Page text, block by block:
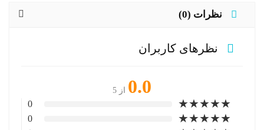
نظرات (0)
نظرهای کاربران
0.0 از 5
★
★
★
★
★
0
★
★
★
★
★
0